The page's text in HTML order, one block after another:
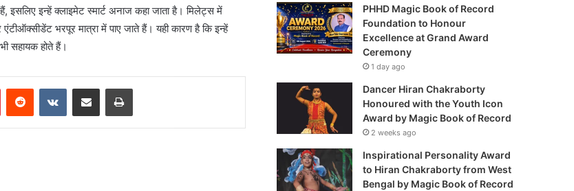
इन्हें क्लाइमेट स्मार्ट अनाज कहा जाता है। मिलेट्स में
भरपूर मात्रा में पाए जाते हैं। यही कारण है कि इन्हें
सहायक होते हैं।
PinterestReddit VKontakteShare via Email Print
PHHD Magic Book of Record
Foundation to Honour
Excellence at Grand Award
Ceremony
1 day ago
Dancer Hiran Chakraborty
Honoured with the Youth Icon
Award by Magic Book of Record
2 weeks ago
Inspirational Personality Award
to Hiran Chakraborty from West
Bengal by Magic Book of Record